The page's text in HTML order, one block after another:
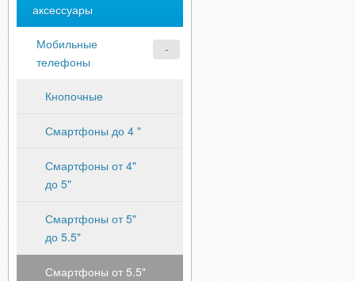
аксессуары
Мобильные
телефоны
Кнопочные
Смартфоны до 4 "
Смартфоны от 4"
до 5"
Смартфоны от 5"
до 5.5"
Смартфоны от 5.5"